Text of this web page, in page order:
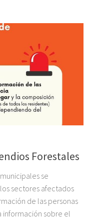
Forestales
se
sectores afectados
de las personas
sobre el